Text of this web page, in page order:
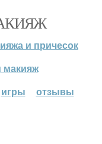
и причесок
макияж
игры отзывы